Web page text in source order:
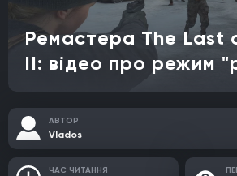
Ремастера The Last
II: відео про режим
АВТОР
Vlados
ЧАС ЧИТАННЯ